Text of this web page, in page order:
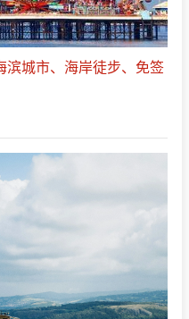
滨城市、海岸徒步、免签